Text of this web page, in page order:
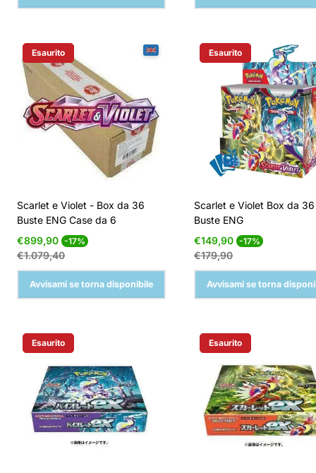
Etichetta Del Prodotto:
Esaurito
Scarlet e Violet - Box da 36
Buste ENG Case da 6
Prezzo
di
vendita
€899,90 -17% Prezzo
€1.079,40
Avvisami se torna disponibile
Etichetta Del Prodotto:
Esaurito
Scarlet e Violet Box da 36
Buste ENG
Prezzo
di
vendita
€149,90 -17% Prezzo
€179,90
Avvisami se torna
Etichetta Del Prodotto:
Esaurito Etichetta Del Prodotto:
Esaurito